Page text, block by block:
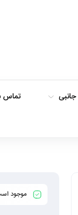
جانبی تماس
موجود